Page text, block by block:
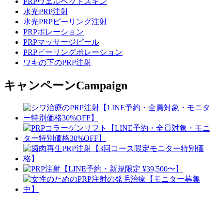
水光PRP注射
水光PRPピーリング注射
PRPポレーション
PRPマッサージピール
PRPピーリングポレーション
ワキの下のPRP注射
キャンペーンCampaign